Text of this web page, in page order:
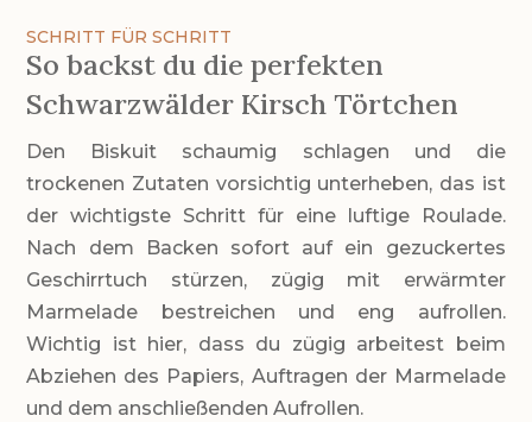
SCHRITT FÜR SCHRITT
So backst du die perfekten
Schwarzwälder Kirsch Törtchen
Den Biskuit schaumig schlagen und die
trockenen Zutaten vorsichtig unterheben, das ist
der wichtigste Schritt für eine luftige Roulade.
Nach dem Backen sofort auf ein gezuckertes
Geschirrtuch stürzen, zügig mit erwärmter
Marmelade bestreichen und eng aufrollen.
Wichtig ist hier, dass du zügig arbeitest beim
Abziehen des Papiers, Auftragen der Marmelade
und dem anschließenden Aufrollen.